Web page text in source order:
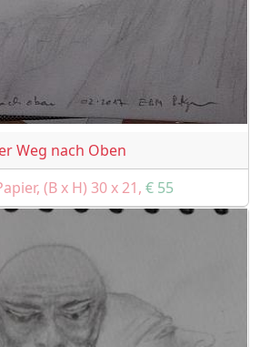
Weg nach Oben
(B x H) 30 x 21, € 55